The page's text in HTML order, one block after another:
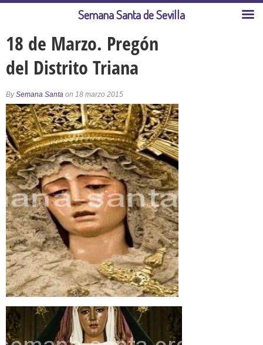
18 de Marzo. Pregón
del Distrito Triana
BySemana Santa on 18 marzo 2015
Semana Santa de Sevilla